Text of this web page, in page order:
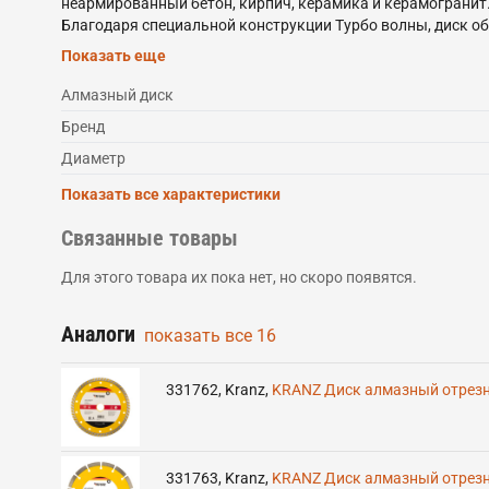
Благодаря специальной конструкции Турбо волны, диск
способен выдерживать более интенсивные нагрузки.Диск
материала и долгий срок службы самого диска. Процесс
водяного оxлаждения. Срок годности не ограничен.
Показать еще
Алмазный диск
Бренд
Диаметр
Показать все характеристики
Связанные товары
Для этого товара их пока нет, но скоро появятся.
Аналоги показать все 16
331762, Kranz, KRANZ Диск алмазный
331763, Kranz, KRANZ Диск алмазный